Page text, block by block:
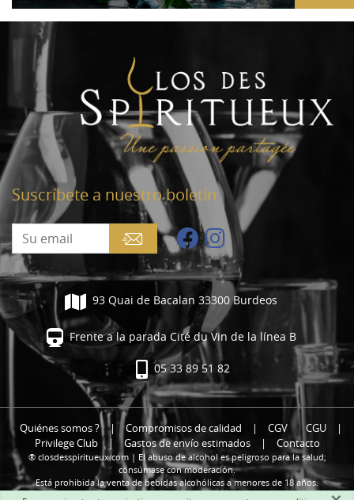
Suscríbete a nuestro boletín
93 Quai de Bacalan 33300 Burdeos
Frente a la parada Cité du Vin de la línea B
05 33 89 51 82
Quiénes somos ? | Compromisos de calidad | CGV CGU
|
Privilege Club | Gastos de envío estimados | Contacto
® closdesspiritueux.com | El abuso de alcohol es peligroso para la salud;
consúmase con moderación.
Está prohibida la venta de bebidas alcohólicas a menores de 18 años.